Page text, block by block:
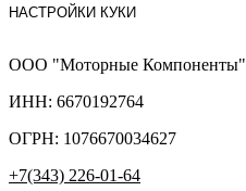
НАСТРОЙКИ КУКИ
ООО "Моторные Компоненты"
ИНН: 6670192764
ОГРН: 1076670034627
+7(343) 226-01-64